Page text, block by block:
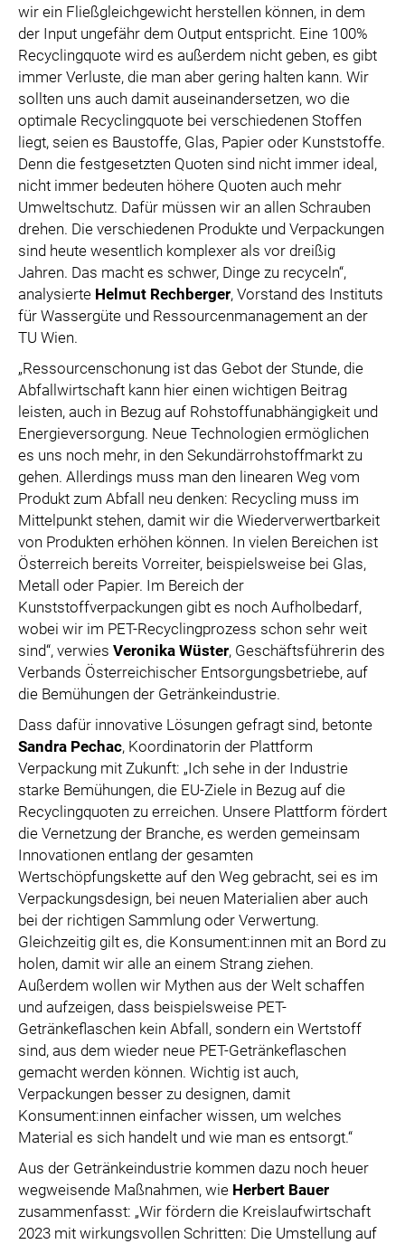
wir ein Fließgleichgewicht herstellen können, in dem
der Input ungefähr dem Output entspricht. Eine 100%
Recyclingquote wird es außerdem nicht geben, es gibt
immer Verluste, die man aber gering halten kann. Wir
sollten uns auch damit auseinandersetzen, wo die
optimale Recyclingquote bei verschiedenen Stoffen
liegt, seien es Baustoffe, Glas, Papier oder Kunststoffe.
Denn die festgesetzten Quoten sind nicht immer ideal,
nicht immer bedeuten höhere Quoten auch mehr
Umweltschutz. Dafür müssen wir an allen Schrauben
drehen. Die verschiedenen Produkte und Verpackungen
sind heute wesentlich komplexer als vor dreißig
Jahren. Das macht es schwer, Dinge zu recyceln“,
analysierte Helmut Rechberger, Vorstand des Instituts
für Wassergüte und Ressourcenmanagement an der
TU Wien.
„Ressourcenschonung ist das Gebot der Stunde, die
Abfallwirtschaft kann hier einen wichtigen Beitrag
leisten, auch in Bezug auf Rohstoffunabhängigkeit und
Energieversorgung. Neue Technologien ermöglichen
es uns noch mehr, in den Sekundärrohstoffmarkt zu
gehen. Allerdings muss man den linearen Weg vom
Produkt zum Abfall neu denken: Recycling muss im
Mittelpunkt stehen, damit wir die Wiederverwertbarkeit
von Produkten erhöhen können. In vielen Bereichen ist
Österreich bereits Vorreiter, beispielsweise bei Glas,
Metall oder Papier. Im Bereich der
Kunststoffverpackungen gibt es noch Aufholbedarf,
wobei wir im PET-Recyclingprozess schon sehr weit
sind“, verwies Veronika Wüster, Geschäftsführerin des
Verbands Österreichischer Entsorgungsbetriebe, auf
die Bemühungen der Getränkeindustrie.
Dass dafür innovative Lösungen gefragt sind, betonte
Sandra Pechac, Koordinatorin der Plattform
Verpackung mit Zukunft: „Ich sehe in der Industrie
starke Bemühungen, die EU-Ziele in Bezug auf die
Recyclingquoten zu erreichen. Unsere Plattform fördert
die Vernetzung der Branche, es werden gemeinsam
Innovationen entlang der gesamten
Wertschöpfungskette auf den Weg gebracht, sei es im
Verpackungsdesign, bei neuen Materialien aber auch
bei der richtigen Sammlung oder Verwertung.
Gleichzeitig gilt es, die Konsument:innen mit an Bord zu
holen, damit wir alle an einem Strang ziehen.
Außerdem wollen wir Mythen aus der Welt schaffen
und aufzeigen, dass beispielsweise PET-
Getränkeflaschen kein Abfall, sondern ein Wertstoff
sind, aus dem wieder neue PET-Getränkeflaschen
gemacht werden können. Wichtig ist auch,
Verpackungen besser zu designen, damit
Konsument:innen einfacher wissen, um welches
Material es sich handelt und wie man es entsorgt.“
Aus der Getränkeindustrie kommen dazu noch heuer
wegweisende Maßnahmen, wie Herbert Bauer
zusammenfasst: „Wir fördern die Kreislaufwirtschaft
2023 mit wirkungsvollen Schritten: Die Umstellung auf